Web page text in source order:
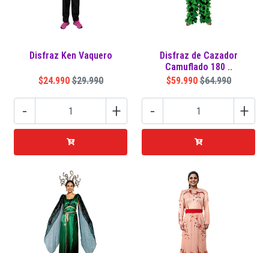
Disfraz Ken Vaquero
$24.990 $29.990
- +
Disfraz de Cazador
Camuflado 180 ..
$59.990 $64.990
- +